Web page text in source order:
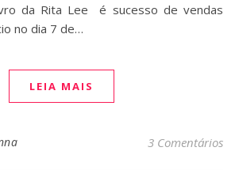
da Rita Lee é sucesso de vendas
no dia 7 de…
LEIA MAIS
3 Comentários